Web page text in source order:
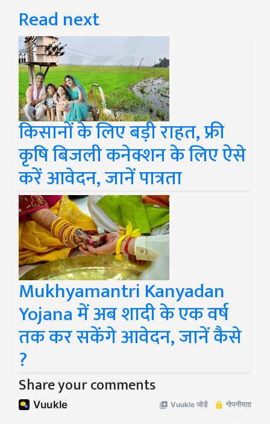
Read next
किसानों के लिए बड़ी राहत, फ्री
कृषि बिजली कनेक्शन के लिए ऐसे
करें आवेदन, जानें पात्रता
Mukhyamantri Kanyadan
Yojana में अब शादी के एक वर्ष
तक कर सकेंगे आवेदन, जानें कैसे
?
Share your comments